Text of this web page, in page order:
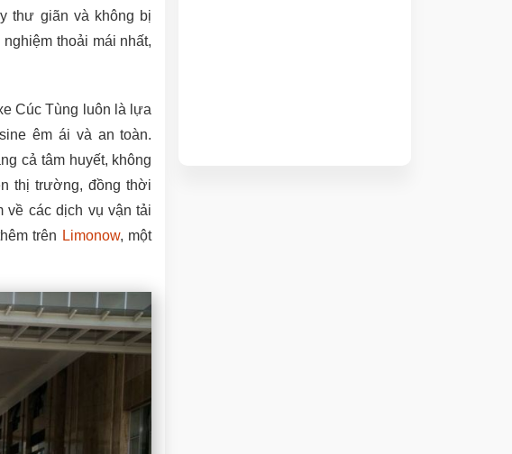
thư giãn và không bị
thoải mái nhất,
Cúc Tùng luôn là lựa
êm ái và an toàn.
cả tâm huyết, không
thị trường, đồng thời
về các dịch vụ vận tải
trên Limonow, một